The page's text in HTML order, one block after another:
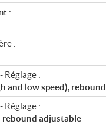
:
:
Réglage :
and low speed), rebound
Réglage :
rebound adjustable